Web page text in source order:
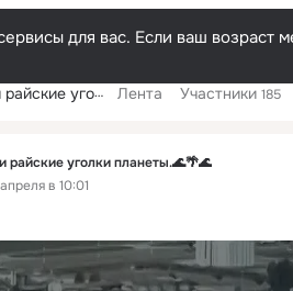
для вас. Если ваш возраст
планеты.🌊🌴🌊 Лента Участники 185
уголки планеты.🌊🌴🌊
в 10:01